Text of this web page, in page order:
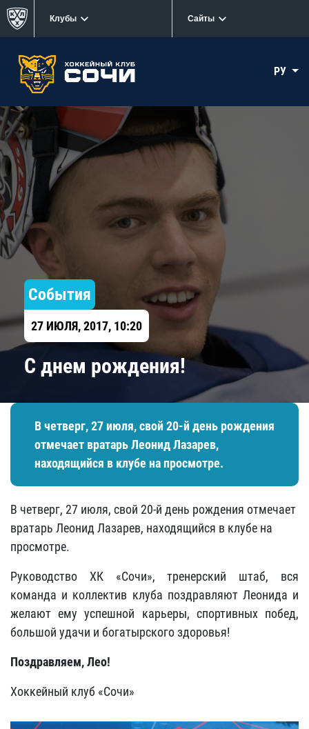
Клубы Сайты
РУ
События
27 ИЮЛЯ, 2017, 10:20
С днем рождения!
В четверг, 27 июля, свой 20-й день рождения
отмечает вратарь Леонид Лазарев,
находящийся в клубе на просмотре.
В четверг, 27 июля, свой 20-й день рождения отмечает
вратарь Леонид Лазарев, находящийся в клубе на
просмотре.
Руководство ХК «Сочи», тренерский штаб, вся
команда и коллектив клуба поздравляют Леонида и
желают ему успешной карьеры, спортивных побед,
большой удачи и богатырского здоровья!
Поздравляем, Лео!
Хоккейный клуб «Сочи»